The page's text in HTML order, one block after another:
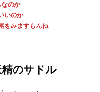
のか
いのか
をみますもんね
のサドル